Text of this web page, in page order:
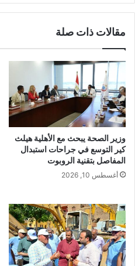
مقالات ذات صلة
وزير الصحة يبحث مع الأهلية هيلث
كير التوسع في جراحات استبدال
المفاصل بتقنية الروبوت
أغسطس 10, 2026